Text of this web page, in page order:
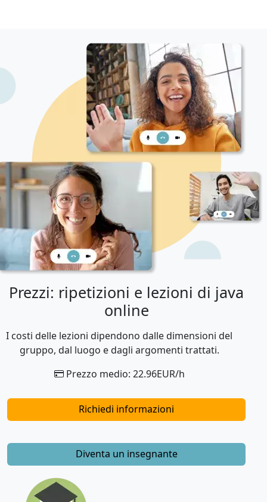
Prezzi: ripetizioni e lezioni di java
online
I costi delle lezioni dipendono dalle dimensioni del
gruppo, dal luogo e dagli argomenti trattati.
Prezzo medio: 22.96EUR/h
Richiedi informazioni
Diventa un insegnante